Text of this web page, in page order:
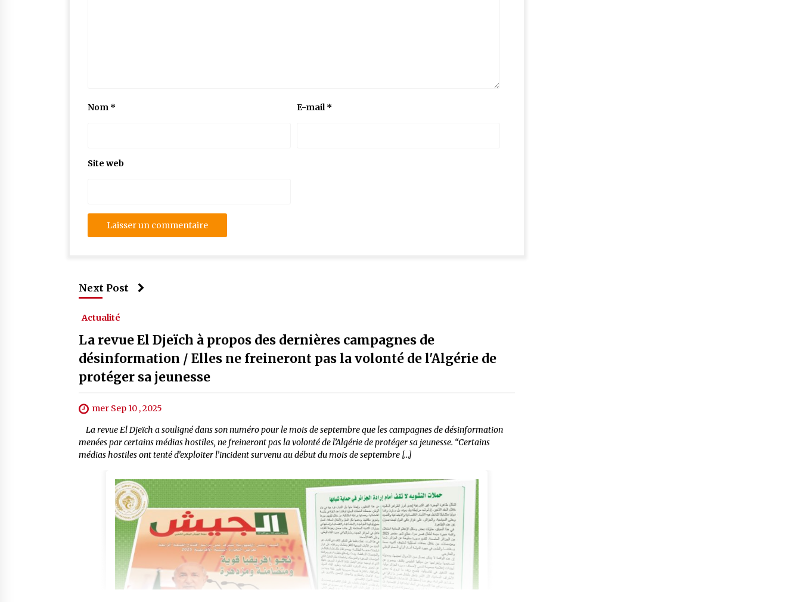
Nom * E-mail*
Site web
Next Post
Actualité
La revue El Djeïch à propos des dernières campagnes de
désinformation / Elles ne freineront pas la volonté de l'Algérie de
protéger sa jeunesse
mer Sep 10 , 2025
La revue El Djeïch a souligné dans son numéro pour le mois de septembre que les campagnes de désinformation
menées par certains médias hostiles, ne freineront pas la volonté de l’Algérie de protéger sa jeunesse. “Certains
médias hostiles ont tenté d’exploiter l’incident survenu au début du mois de septembre […]